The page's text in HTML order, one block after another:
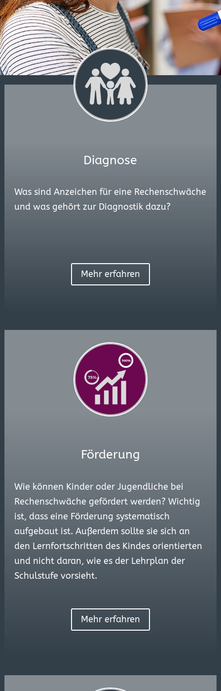
Diagnose
Was sind Anzeichen für eine Rechenschwäche
und was gehört zur Diagnostik dazu?
Mehr erfahren
Förderung
Wie können Kinder oder Jugendliche bei
Rechenschwäche gefördert werden? Wichtig
ist, dass eine Förderung systematisch
aufgebaut ist. Außerdem sollte sie sich an
den Lernfortschritten des Kindes orientierten
und nicht daran, wie es der Lehrplan der
Schulstufe vorsieht.
Mehr erfahren